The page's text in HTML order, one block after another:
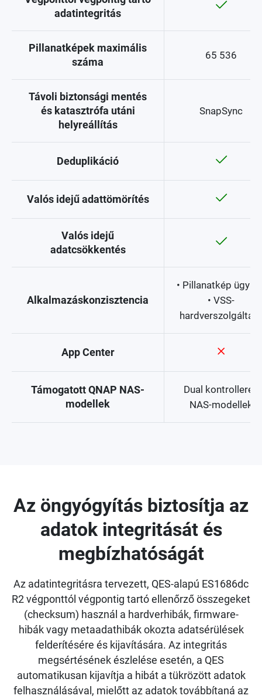
adatintegritás
Pillanatképek maximális
száma
65 536
Távoli biztonsági mentés
és katasztrófa utáni
helyreállítás
SnapSync
Deduplikáció
Valós idejű adattömörítés
Valós idejű
adatcsökkentés
Alkalmazáskonzisztencia
• Pillanatkép
• VSS-
hardverszolgáltató
App Center
Támogatott QNAP NAS-
modellek
Dual kontrolleres
NAS-modellek
Az öngyógyítás biztosítja az
adatok integritását és
megbízhatóságát
Az adatintegritásra tervezett, QES-alapú ES1686dc
R2 végponttól végpontig tartó ellenőrző összegeket
(checksum) használ a hardverhibák, firmware-
hibák vagy metaadathibák okozta adatsérülések
felderítésére és kijavítására. Az integritás
megsértésének észlelése esetén, a QES
automatikusan kijavítja a hibát a tükrözött adatok
felhasználásával, mielőtt az adatok továbbítaná az